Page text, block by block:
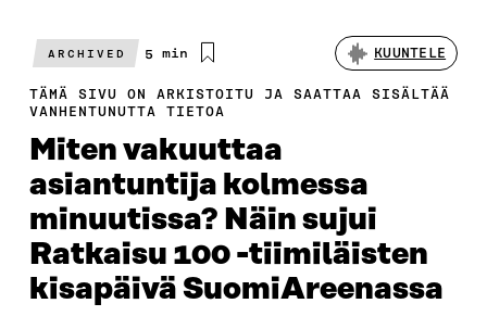
ARCHIVED
Arvioitu
5 min KUUNTELE
TÄMÄ SIVU ON ARKISTOITU JA SAATTAA SISÄLTÄÄ
VANHENTUNUTTA TIETOA
Miten vakuuttaa
asiantuntija kolmessa
minuutissa? Näin sujui
Ratkaisu 100 -tiimiläisten
kisapäivä SuomiAreenassa